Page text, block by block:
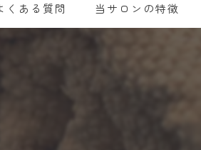
くある質問 当サロンの特徴